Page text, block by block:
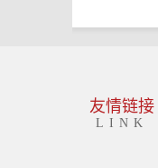
友情链接
LINK